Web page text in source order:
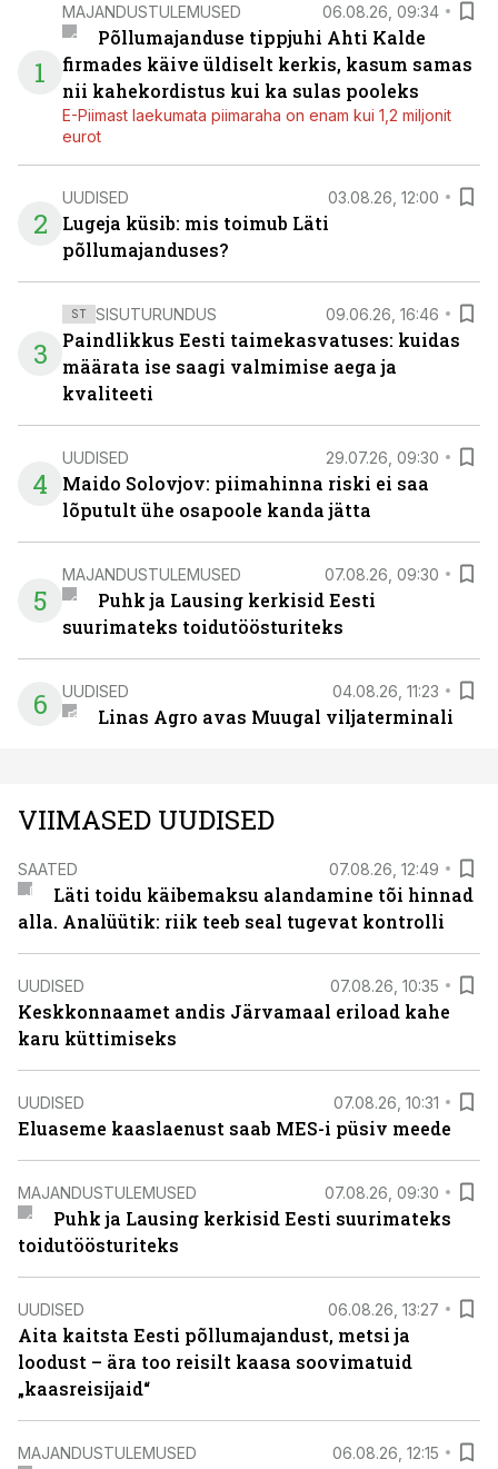
1
MAJANDUSTULEMUSED 06.08.26, 09:34
Põllumajanduse tippjuhi Ahti Kalde
firmades käive üldiselt kerkis, kasum samas
nii kahekordistus kui ka sulas pooleks
E-Piimast laekumata piimaraha on enam kui 1,2 miljonit
eurot
2
UUDISED 03.08.26, 12:00
Lugeja küsib: mis toimub Läti
põllumajanduses?
3
ST SISUTURUNDUS 09.06.26, 16:46
Paindlikkus Eesti taimekasvatuses: kuidas
määrata ise saagi valmimise aega ja
kvaliteeti
4
UUDISED 29.07.26, 09:30
Maido Solovjov: piimahinna riski ei saa
lõputult ühe osapoole kanda jätta
5
MAJANDUSTULEMUSED 07.08.26, 09:30
Puhk ja Lausing kerkisid Eesti
suurimateks toidutöösturiteks
6 UUDISED 04.08.26, 11:23
Linas Agro avas Muugal viljaterminali
VIIMASED UUDISED
SAATED 07.08.26, 12:49
Läti toidu käibemaksu alandamine tõi hinnad
alla. Analüütik: riik teeb seal tugevat kontrolli
UUDISED 07.08.26, 10:35
Keskkonnaamet andis Järvamaal eriload kahe
karu küttimiseks
UUDISED 07.08.26, 10:31
Eluaseme kaaslaenust saab MES-i püsiv meede
MAJANDUSTULEMUSED 07.08.26, 09:30
Puhk ja Lausing kerkisid Eesti suurimateks
toidutöösturiteks
UUDISED 06.08.26, 13:27
Aita kaitsta Eesti põllumajandust, metsi ja
loodust – ära too reisilt kaasa soovimatuid
„kaasreisijaid“
MAJANDUSTULEMUSED 06.08.26, 12:15